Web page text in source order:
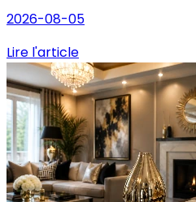
2026-08-05
Lire l'article